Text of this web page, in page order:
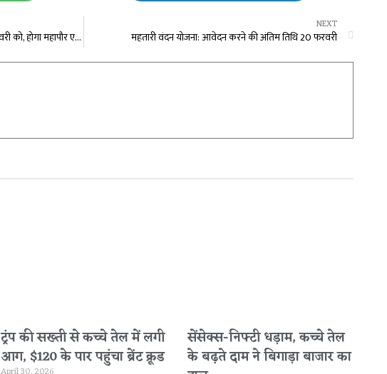
नगर निगम रायपुर में सामान्य सभा की बैठक 21 फरवरी को, होगा महापौर एजाज ढेबर का निगम बजट पर अभिभाषण
NEXT
महतारी वंदन योजना: आवेदन करने की अंतिम तिथि 20 फरवरी
ट्रंप की सख्ती से कच्चे तेल में लगी
आग, $120 के पार पहुंचा ब्रेंट क्रूड
सेंसेक्स-निफ्टी धड़ाम, कच्चे तेल
के बढ़ते दाम ने बिगाड़ा बाजार का